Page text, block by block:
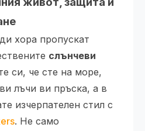
хора пропускат
слънчеви
си, че сте на море,
лъчи ви пръска, а в
изчерпателен стил с
. Не само